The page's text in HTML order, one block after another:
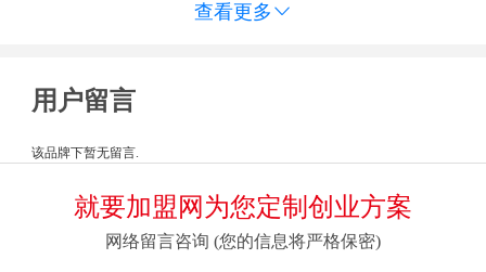
查看更多 
用户留言
该品牌下暂无留言.
就要加盟网为您定制创业方案
网络留言咨询 (您的信息将严格保密)